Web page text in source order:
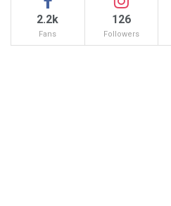
2.2k
Fans
126
Followers